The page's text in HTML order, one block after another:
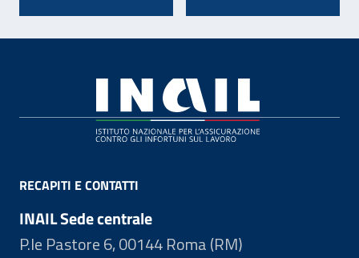
RECAPITI E CONTATTI
INAIL Sede centrale
P.le Pastore 6, 00144 Roma (RM)